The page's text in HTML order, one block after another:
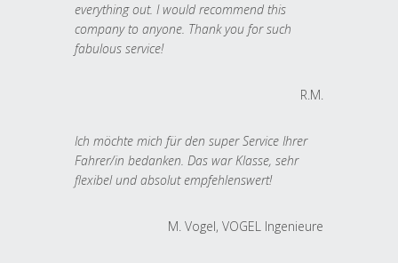
everything out. I would recommend this
company to anyone. Thank you for such
fabulous service!
R.M.
Ich möchte mich für den super Service Ihrer
Fahrer/in bedanken. Das war Klasse, sehr
flexibel und absolut empfehlenswert!
M. Vogel, VOGEL Ingenieure